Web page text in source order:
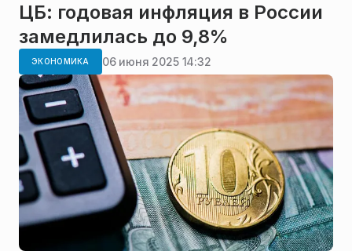
ЦБ: годовая инфляция в России
замедлилась до 9,8%
ЭКОНОМИКА 06 июня 2025 14:32